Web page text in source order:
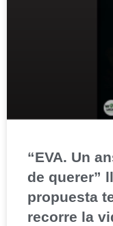
“EVA. Un
de querer”
propuesta
recorre la